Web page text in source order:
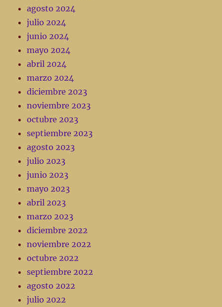
agosto 2024
julio 2024
junio 2024
mayo 2024
abril 2024
marzo 2024
diciembre 2023
noviembre 2023
octubre 2023
septiembre 2023
agosto 2023
julio 2023
junio 2023
mayo 2023
abril 2023
marzo 2023
diciembre 2022
noviembre 2022
octubre 2022
septiembre 2022
agosto 2022
julio 2022